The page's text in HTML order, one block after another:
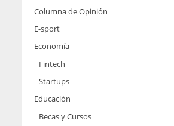
Columna de Opinión
E-sport
Economía
Fintech
Startups
Educación
Becas y Cursos